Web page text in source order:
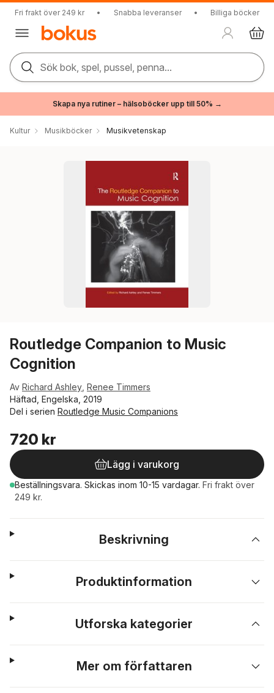
Fri frakt över 249 kr • Snabba leveranser • Billiga böcker
Sök bok, spel, pussel, penna...
Skapa nya rutiner – hälsoböcker upp till 50% →
Kultur Musikböcker Musikvetenskap
Routledge Companion to Music
Cognition
Av Richard Ashley Renee Timmers
Häftad, Engelska, 2019
Del i serien Routledge Music Companions
720 kr
Lägg i varukorg
Beställningsvara. Skickas inom 10-15 vardagar. Fri frakt över
249 kr.
Beskrivning
Produktinformation
Utforska kategorier
Mer om författaren